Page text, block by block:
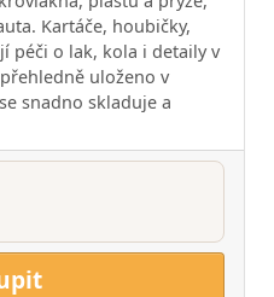
Kartáče, houbičky,
péči o lak, kola i detaily v
uloženo v
snadno skladuje a